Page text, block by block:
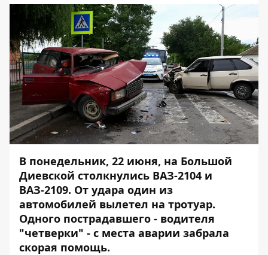
В понедельник, 22 июня, на Большой
Диевской столкнулись ВАЗ-2104 и
ВАЗ-2109. От удара один из
автомобилей вылетел на тротуар.
Одного пострадавшего - водителя
"четверки" - с места аварии забрала
скорая помощь.